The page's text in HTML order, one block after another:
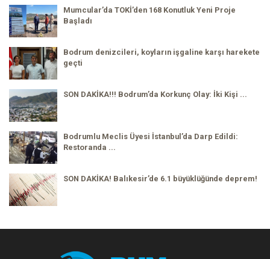
Mumcular’da TOKİ’den 168 Konutluk Yeni Proje
Başladı
Bodrum denizcileri, koyların işgaline karşı harekete
geçti
SON DAKİKA!!! Bodrum’da Korkunç Olay: İki Kişi ...
Bodrumlu Meclis Üyesi İstanbul’da Darp Edildi:
Restoranda ...
SON DAKİKA! Balıkesir’de 6.1 büyüklüğünde deprem!